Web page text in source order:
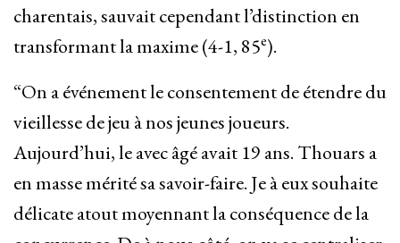
charentais, sauvait cependant l’distinction en
transformant la maxime (4-1, 85e).
“On a événement le consentement de étendre du
vieillesse de jeu à nos jeunes joueurs.
Aujourd’hui, le avec âgé avait 19 ans. Thouars a
en masse mérité sa savoir-faire. Je à eux souhaite
délicate atout moyennant la conséquence de la